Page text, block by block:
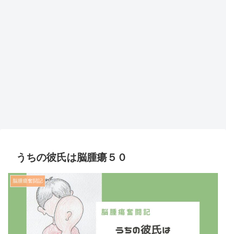
うちの彼氏は脳腫瘍５０
脳腫瘍奮闘記